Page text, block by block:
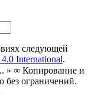
следующей
International.
» ∞ Копирование и
без ограничений.